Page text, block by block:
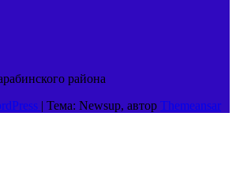
района
| Тема: Newsup, автор Themeansar